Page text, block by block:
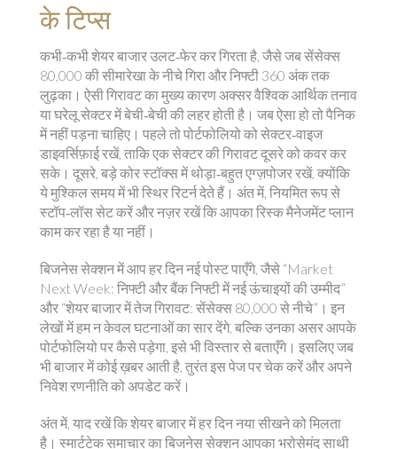
के टिप्स
कभी‑कभी शेयर बाजार उलट‑फेर कर गिरता है, जैसे जब सेंसेक्स
80,000 की सीमारेखा के नीचे गिरा और निफ्टी 360 अंक तक
लुढ़का। ऐसी गिरावट का मुख्य कारण अक्सर वैश्विक आर्थिक तनाव
या घरेलू सेक्टर में बेची‑बेची की लहर होती है। जब ऐसा हो तो पैनिक
में नहीं पड़ना चाहिए। पहले तो पोर्टफोलियो को सेक्टर‑वाइज
डाइवर्सिफ़ाई रखें, ताकि एक सेक्टर की गिरावट दूसरे को कवर कर
सके। दूसरे, बड़े कोर स्टॉक्स में थोड़ा‑बहुत एग्ज़पोजर रखें, क्योंकि
ये मुश्किल समय में भी स्थिर रिटर्न देते हैं। अंत में, नियमित रूप से
स्टॉप‑लॉस सेट करें और नज़र रखें कि आपका रिस्क मैनेजमेंट प्लान
काम कर रहा है या नहीं।
बिजनेस सेक्शन में आप हर दिन नई पोस्ट पाएँगे, जैसे “Market
Next Week: निफ्टी और बैंक निफ्टी में नई ऊंचाइयों की उम्मीद”
और “शेयर बाजार में तेज गिरावट: सेंसेक्स 80,000 से नीचे”। इन
लेखों में हम न केवल घटनाओं का सार देंगे, बल्कि उनका असर आपके
पोर्टफोलियो पर कैसे पड़ेगा, इसे भी विस्तार से बताएँगे। इसलिए जब
भी बाजार में कोई ख़बर आती है, तुरंत इस पेज पर चेक करें और अपने
निवेश रणनीति को अपडेट करें।
अंत में, याद रखें कि शेयर बाजार में हर दिन नया सीखने को मिलता
है। स्मार्टटेक समाचार का बिजनेस सेक्शन आपका भरोसेमंद साथी